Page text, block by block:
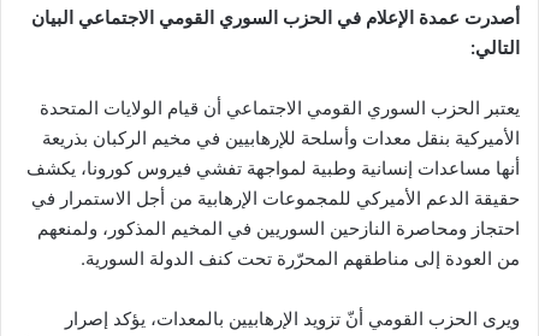
أصدرت عمدة الإعلام في الحزب السوري القومي الاجتماعي البيان
التالي:
يعتبر الحزب السوري القومي الاجتماعي أن قيام الولايات المتحدة
الأميركية بنقل معدات وأسلحة للإرهابيين في مخيم الركبان بذريعة
أنها مساعدات إنسانية وطبية لمواجهة تفشي فيروس كورونا، يكشف
حقيقة الدعم الأميركي للمجموعات الإرهابية من أجل الاستمرار في
احتجاز ومحاصرة النازحين السوريين في المخيم المذكور، ولمنعهم
من العودة إلى مناطقهم المحرّرة تحت كنف الدولة السورية.
ويرى الحزب القومي أنّ تزويد الإرهابيين بالمعدات، يؤكد إصرار